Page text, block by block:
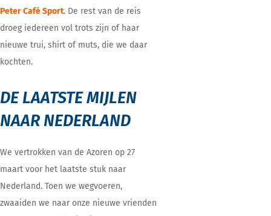
Peter Café Sport. De rest van de reis
droeg iedereen vol trots zijn of haar
nieuwe trui, shirt of muts, die we daar
kochten.
DE LAATSTE MIJLEN
NAAR NEDERLAND
We vertrokken van de Azoren op 27
maart voor het laatste stuk naar
Nederland. Toen we wegvoeren,
zwaaiden we naar onze nieuwe vrienden